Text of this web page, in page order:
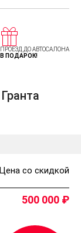
ПРОЕЗД ДО АВТОСАЛОНА
В ПОДАРОК!
Цена со скидкой
500 000